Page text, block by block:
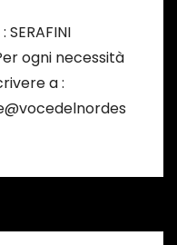
ogni necessità
a :